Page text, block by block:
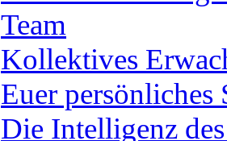
Team
Kollektives
Euer persönliches
Die Intelligenz